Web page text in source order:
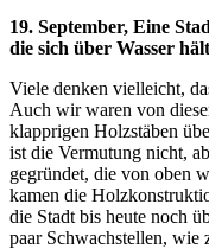
19. September, Eine
die sich über Wasser
Viele denken vielleicht,
Auch wir waren von
klapprigen Holzstäben
ist die Vermutung nicht,
gegründet, die von oben
kamen die
die Stadt bis heute noch
paar Schwachstellen, wie